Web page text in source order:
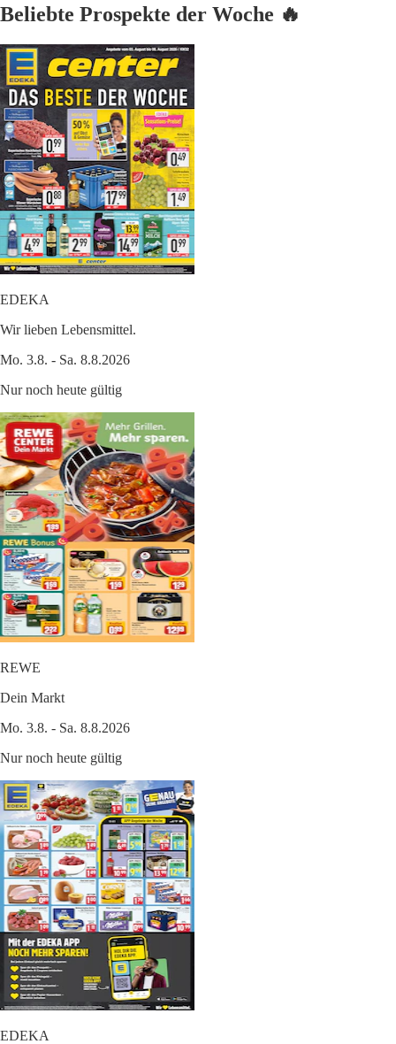
Beliebte Prospekte der Woche 🔥
EDEKA
Wir lieben Lebensmittel.
Mo. 3.8. - Sa. 8.8.2026
Nur noch heute gültig
REWE
Dein Markt
Mo. 3.8. - Sa. 8.8.2026
Nur noch heute gültig
EDEKA